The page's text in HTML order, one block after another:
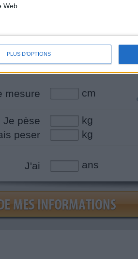
Web.
PLUS D'OPTIONS
Je suis
une femme
mesure cm
Je pèse
kg
peser
kg
J'ai ans